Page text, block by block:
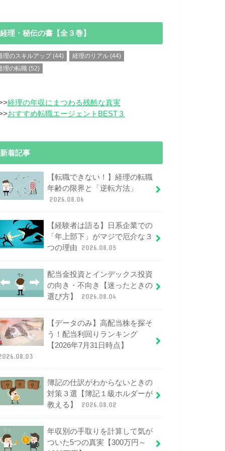
経理・秘伝の書【全３巻】
理のスキルアップ (44) 経理のリアル (44)
理の転職 (52)
経理の年収にまつわる残酷な真実
おすすめ転職エージェントBEST３
新着記事
【転職できない！】経理の転職
年齢の限界と「逆転方法」
2026.08.06
【経験者は語る】日系企業での
「年上部下」がマジで厄介な３
つの理由
2026.08.05
配当金投資とインデックス投資
の向き・不向き【迷ったときの
選び方】
2026.08.04
【データのみ】高配当株を探そ
う！配当利回りランキング
【2026年7月31日時点】
簿記の仕訳がわからないときの
対策３選【簿記１級ホルダーが
教える】
2026.08.02
年収別の手取りを計算して気が
ついた5つの真実【300万円～